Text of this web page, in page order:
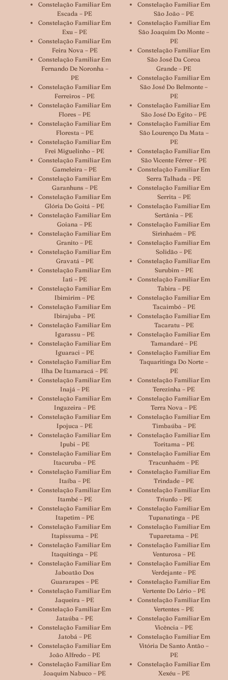
Constelação Familiar Em
Escada – PE
Constelação Familiar Em
Exu – PE
Constelação Familiar Em
Feira Nova – PE
Constelação Familiar Em
Fernando De Noronha –
PE
Constelação Familiar Em
Ferreiros – PE
Constelação Familiar Em
Flores – PE
Constelação Familiar Em
Floresta – PE
Constelação Familiar Em
Frei Miguelinho – PE
Constelação Familiar Em
Gameleira – PE
Constelação Familiar Em
Garanhuns – PE
Constelação Familiar Em
Glória Do Goitá – PE
Constelação Familiar Em
Goiana – PE
Constelação Familiar Em
Granito – PE
Constelação Familiar Em
Gravatá – PE
Constelação Familiar Em
Iati – PE
Constelação Familiar Em
Ibimirim – PE
Constelação Familiar Em
Ibirajuba – PE
Constelação Familiar Em
Igarassu – PE
Constelação Familiar Em
Iguaraci – PE
Constelação Familiar Em
Ilha De Itamaracá – PE
Constelação Familiar Em
Inajá – PE
Constelação Familiar Em
Ingazeira – PE
Constelação Familiar Em
Ipojuca – PE
Constelação Familiar Em
Ipubi – PE
Constelação Familiar Em
Itacuruba – PE
Constelação Familiar Em
Itaíba – PE
Constelação Familiar Em
Itambé – PE
Constelação Familiar Em
Itapetim – PE
Constelação Familiar Em
Itapissuma – PE
Constelação Familiar Em
Itaquitinga – PE
Constelação Familiar Em
Jaboatão Dos
Guararapes – PE
Constelação Familiar Em
Jaqueira – PE
Constelação Familiar Em
Jataúba – PE
Constelação Familiar Em
Jatobá – PE
Constelação Familiar Em
João Alfredo – PE
Constelação Familiar Em
Joaquim Nabuco – PE
Constelação Familiar Em
São João – PE
Constelação Familiar Em
São Joaquim Do Monte –
PE
Constelação Familiar Em
São José Da Coroa
Grande – PE
Constelação Familiar Em
São José Do Belmonte –
PE
Constelação Familiar Em
São José Do Egito – PE
Constelação Familiar Em
São Lourenço Da Mata –
PE
Constelação Familiar Em
São Vicente Férrer – PE
Constelação Familiar Em
Serra Talhada – PE
Constelação Familiar Em
Serrita – PE
Constelação Familiar Em
Sertânia – PE
Constelação Familiar Em
Sirinhaém – PE
Constelação Familiar Em
Solidão – PE
Constelação Familiar Em
Surubim – PE
Constelação Familiar Em
Tabira – PE
Constelação Familiar Em
Tacaimbó – PE
Constelação Familiar Em
Tacaratu – PE
Constelação Familiar Em
Tamandaré – PE
Constelação Familiar Em
Taquaritinga Do Norte –
PE
Constelação Familiar Em
Terezinha – PE
Constelação Familiar Em
Terra Nova – PE
Constelação Familiar Em
Timbaúba – PE
Constelação Familiar Em
Toritama – PE
Constelação Familiar Em
Tracunhaém – PE
Constelação Familiar Em
Trindade – PE
Constelação Familiar Em
Triunfo – PE
Constelação Familiar Em
Tupanatinga – PE
Constelação Familiar Em
Tuparetama – PE
Constelação Familiar Em
Venturosa – PE
Constelação Familiar Em
Verdejante – PE
Constelação Familiar Em
Vertente Do Lério – PE
Constelação Familiar Em
Vertentes – PE
Constelação Familiar Em
Vicência – PE
Constelação Familiar Em
Vitória De Santo Antão –
PE
Constelação Familiar Em
Xexéu – PE